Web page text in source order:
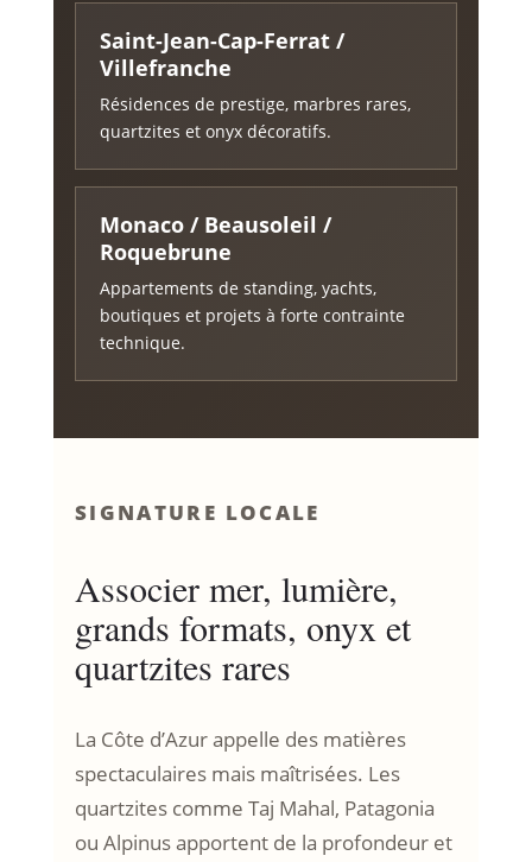
Saint-Jean-Cap-Ferrat /
Villefranche
Résidences de prestige, marbres rares,
quartzites et onyx décoratifs.
Monaco / Beausoleil /
Roquebrune
Appartements de standing, yachts,
boutiques et projets à forte contrainte
technique.
SIGNATURE LOCALE
Associer mer, lumière,
grands formats, onyx et
quartzites rares
La Côte d’Azur appelle des matières
spectaculaires mais maîtrisées. Les
quartzites comme Taj Mahal, Patagonia
ou Alpinus apportent de la profondeur et